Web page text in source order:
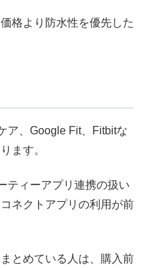
格より防水性を優先した
ア、Google Fit、Fitbitな
ます。
ティーアプリ連携の扱い
ネクトアプリの利用が前
とめている人は、購入前